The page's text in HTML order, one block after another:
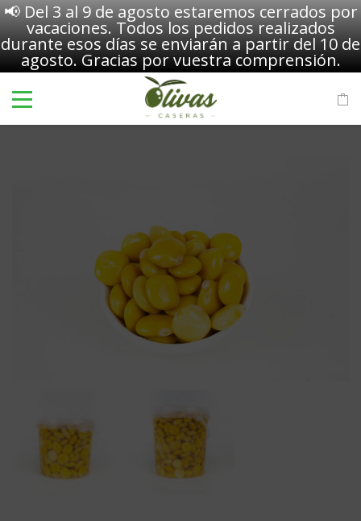
📢 Del 3 al 9 de agosto estaremos cerrados por
vacaciones. Todos los pedidos realizados
durante esos días se enviarán a partir del 10 de
agosto. Gracias por vuestra comprensión.